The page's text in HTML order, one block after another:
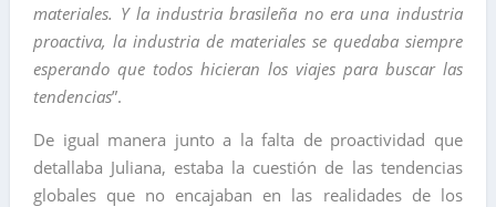
materiales. Y la industria brasileña no era una industria
proactiva, la industria de materiales se quedaba siempre
esperando que todos hicieran los viajes para buscar las
tendencias”.
De igual manera junto a la falta de proactividad que
detallaba Juliana, estaba la cuestión de las tendencias
globales que no encajaban en las realidades de los